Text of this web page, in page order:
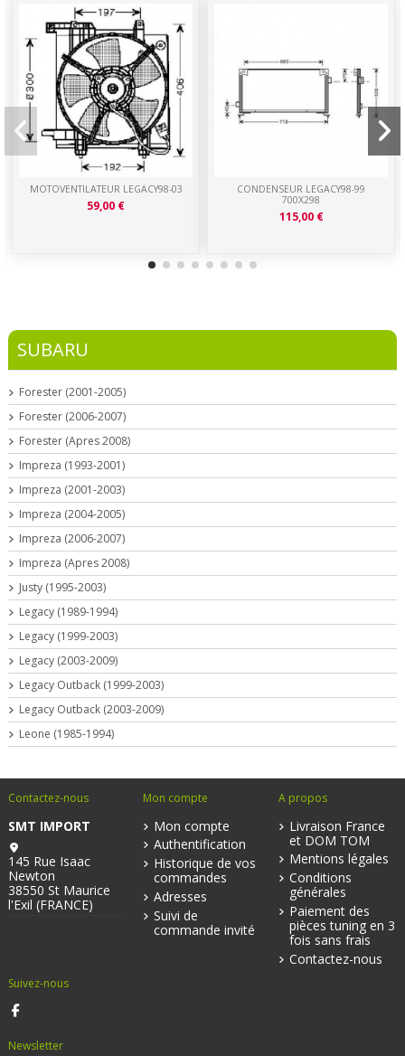
MOTOVENTILATEUR LEGACY98-03
59,00 €
CONDENSEUR LEGACY98-99
700X298
115,00 €
SUBARU
Forester (2001-2005)
Forester (2006-2007)
Forester (Apres 2008)
Impreza (1993-2001)
Impreza (2001-2003)
Impreza (2004-2005)
Impreza (2006-2007)
Impreza (Apres 2008)
Justy (1995-2003)
Legacy (1989-1994)
Legacy (1999-2003)
Legacy (2003-2009)
Legacy Outback (1999-2003)
Legacy Outback (2003-2009)
Leone (1985-1994)
Contactez-nous
SMT IMPORT
145 Rue Isaac
Newton
38550 St Maurice
l'Exil (FRANCE)
Mon compte
Mon compte
Authentification
Historique de vos
commandes
Adresses
Suivi de
commande invité
A propos
Livraison France
et DOM TOM
Mentions légales
Conditions
générales
Paiement des
pièces tuning en 3
fois sans frais
Contactez-nous
Suivez-nous
Newsletter